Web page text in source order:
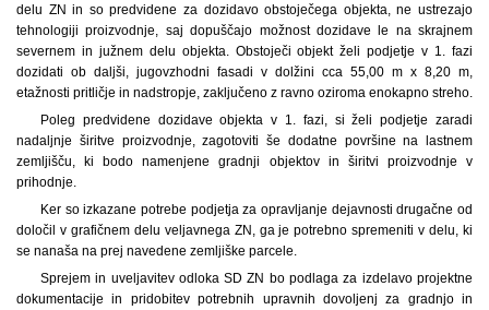
delu ZN in so predvidene za dozidavo obstoječega objekta, ne ustrezajo
tehnologiji proizvodnje, saj dopuščajo možnost dozidave le na skrajnem
severnem in južnem delu objekta. Obstoječi objekt želi podjetje v 1. fazi
dozidati ob daljši, jugovzhodni fasadi v dolžini cca 55,00 m x 8,20 m,
etažnosti pritličje in nadstropje, zaključeno z ravno oziroma enokapno streho.
Poleg predvidene dozidave objekta v 1. fazi, si želi podjetje zaradi
nadaljnje širitve proizvodnje, zagotoviti še dodatne površine na lastnem
zemljišču, ki bodo namenjene gradnji objektov in širitvi proizvodnje v
prihodnje.
Ker so izkazane potrebe podjetja za opravljanje dejavnosti drugačne od
določil v grafičnem delu veljavnega ZN, ga je potrebno spremeniti v delu, ki
se nanaša na prej navedene zemljiške parcele.
Sprejem in uveljavitev odloka SD ZN bo podlaga za izdelavo projektne
dokumentacije in pridobitev potrebnih upravnih dovoljenj za gradnjo in